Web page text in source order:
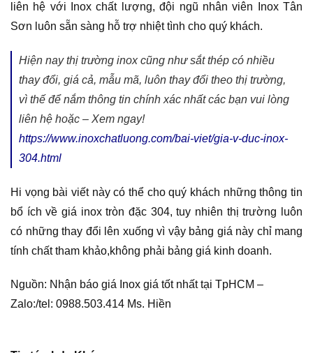
liên hệ với Inox chất lượng, đội ngũ nhân viên Inox Tân
Sơn luôn sẵn sàng hỗ trợ nhiệt tình cho quý khách.
Hiện nay thị trường inox cũng như sắt thép có nhiều
thay đổi, giá cả, mẫu mã, luôn thay đổi theo thị trường,
vì thế để nắm thông tin chính xác nhất các bạn vui lòng
liên hệ hoặc – Xem ngay!
https://www.inoxchatluong.com/bai-viet/gia-v-duc-inox-
304.html
Hi vọng bài viết này có thể cho quý khách những thông tin
bổ ích về giá inox tròn đặc 304, tuy nhiên thị trường luôn
có những thay đổi lên xuống vì vậy bảng giá này chỉ mang
tính chất tham khảo,không phải bảng giá kinh doanh.
Nguồn: Nhận báo giá Inox giá tốt nhất tại TpHCM –
Zalo:/tel: 0988.503.414 Ms. Hiền